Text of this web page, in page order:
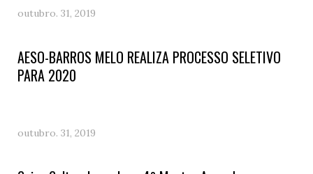
outubro. 31, 2019
AESO-BARROS MELO REALIZA PROCESSO SELETIVO
PARA 2020
outubro. 31, 2019